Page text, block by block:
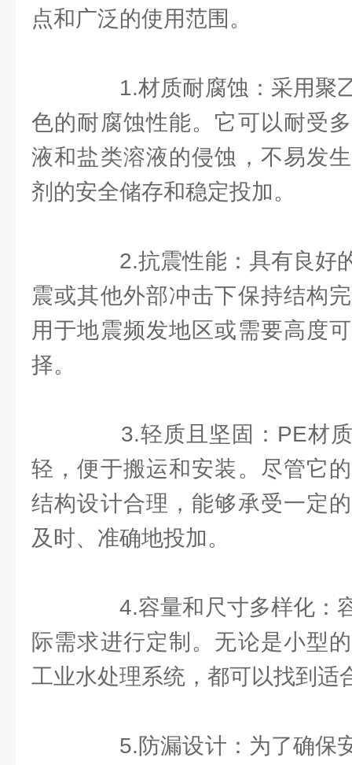
点和广泛的使用范围。
1.材质耐腐蚀：采用聚
色的耐腐蚀性能。它可以耐受
液和盐类溶液的侵蚀，不易发
剂的安全储存和稳定投加。
2.抗震性能：具有良好
震或其他外部冲击下保持结构
用于地震频发地区或需要高度
择。
3.轻质且坚固：PE材质
轻，便于搬运和安装。尽管它
结构设计合理，能够承受一定
及时、准确地投加。
4.容量和尺寸多样化：
际需求进行定制。无论是小型
工业水处理系统，都可以找到适
5.防漏设计：为了确保